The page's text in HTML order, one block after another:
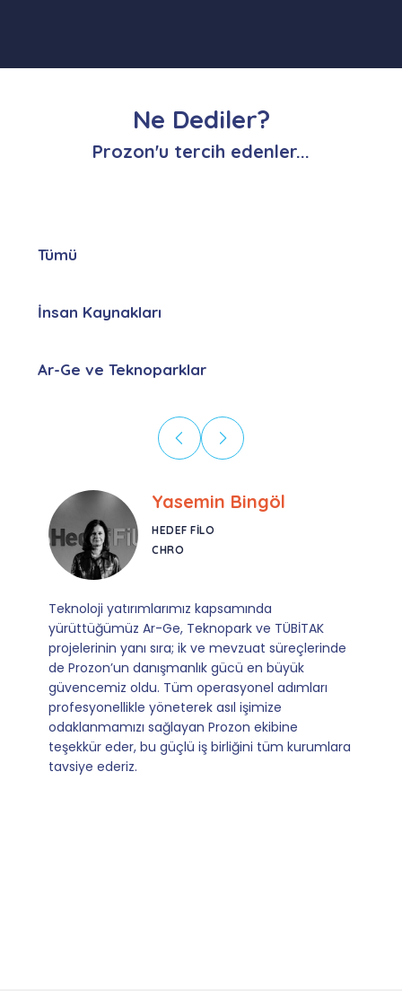
Ne Dediler?
Prozon'u tercih edenler...
Tümü
İnsan Kaynakları
Ar-Ge ve Teknoparklar
Ebru Kural
CORESYS
SATIŞ YÖNETICISI
Mevzuata uyum, başvuru ve izleme adımlarında
sağladıkları kusursuz yönlendirme sayesinde artık
operasyonlarımızı sıfır kaygı ve tam güvenle
yürütüyoruz. İş birliğimizi bizim için asıl değerli
kılan ise; ihtiyaç duyduğumuz her an ulaşılabilir
olmaları ve sorularımıza aldığımız hızlı geri
dönüşler.